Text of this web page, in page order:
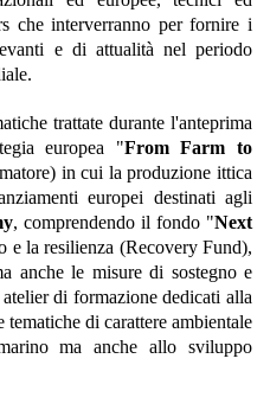
che interverranno per fornire i
e di attualità nel periodo
trattate durante l'anteprima
europea "From Farm to
in cui la produzione ittica
europei destinati agli
, comprendendo il fondo "Next
e la resilienza (Recovery Fund),
anche le misure di sostegno e
di formazione dedicati alla
di carattere ambientale
ma anche allo sviluppo